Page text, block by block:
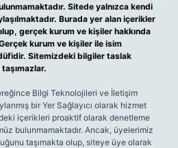
Sitede yalnızca kendi
Burada yer alan içerikler
gerçek kurum ve kişiler hakkında
kurum ve kişiler ile isim
Sitemizdeki bilgiler taslak
Bilgi Teknolojileri ve İletişim
bir Yer Sağlayıcı olarak hizmet
içerikleri proaktif olarak denetleme
bulunmamaktadır. Ancak, üyelerimiz
taşımakta olup, siteye üye olarak